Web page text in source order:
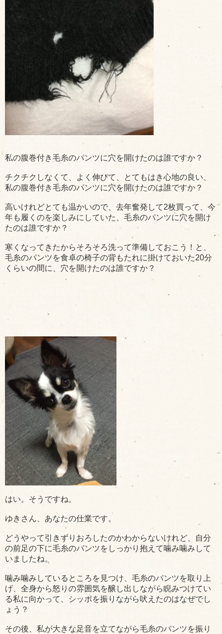
私の腹巻付き毛糸のパンツに穴を開けたのは誰ですか？
チクチクしなくて、よく伸びて、とてもはき心地の良い、
私の腹巻付き毛糸のパンツに穴を開けたのは誰ですか？
高いけれどとても温かいので、去年奮発して2枚買って、今
年も履くのを楽しみにしていた、毛糸のパンツに穴を開け
たのは誰ですか？
寒くなってきたからそろそろ洗って準備しておこう！と、
毛糸のパンツを食卓の椅子の背もたれに掛けておいた20分
くらいの間に、穴を開けたのは誰ですか？
はい。そうですね。
ゆきさん、あなたの仕業です。
どうやって引きずりおろしたのかわからないけれど、自分
の前足の下に毛糸のパンツをしっかり抱えて噛み噛みして
いましたね。
噛み噛みしているところを見つけ、毛糸のパンツを取り上
げ、全身から怒りの雰囲気を醸し出しながら睨みつけてい
る私に向かって、シッポを振りながら吠えたのはなぜでし
ょう？
その後、私が大きな足音を立てながら毛糸のパンツを振り